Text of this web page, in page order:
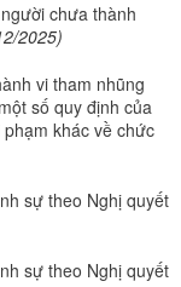
chưa thành
2025)
vi tham nhũng
số quy định của
khác về chức
sự theo Nghị quyết
sự theo Nghị quyết